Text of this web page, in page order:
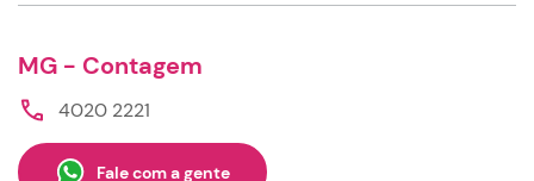
MG - Contagem
4020 2221
Fale com a gente